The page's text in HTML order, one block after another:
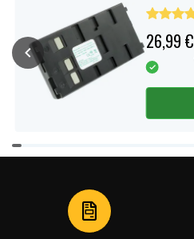
26,99 €
Item
1